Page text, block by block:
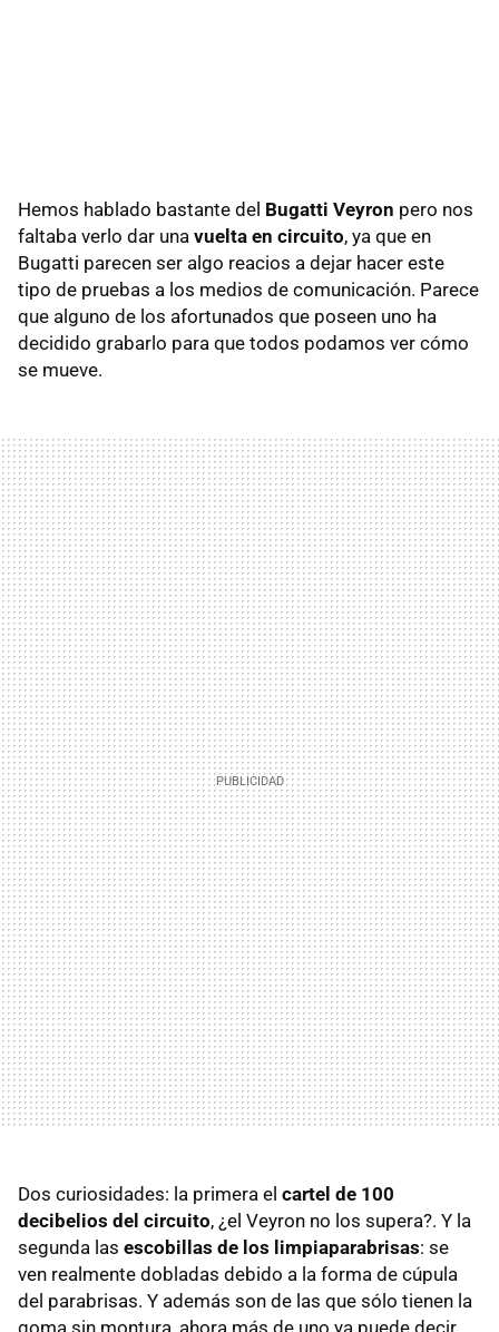
Hemos hablado bastante del Bugatti Veyron pero nos
faltaba verlo dar una vuelta en circuito, ya que en
Bugatti parecen ser algo reacios a dejar hacer este
tipo de pruebas a los medios de comunicación. Parece
que alguno de los afortunados que poseen uno ha
decidido grabarlo para que todos podamos ver cómo
se mueve.
Dos curiosidades: la primera el cartel de 100
decibelios del circuito, ¿el Veyron no los supera?. Y la
segunda las escobillas de los limpiaparabrisas: se
ven realmente dobladas debido a la forma de cúpula
del parabrisas. Y además son de las que sólo tienen la
goma sin montura, ahora más de uno ya puede decir